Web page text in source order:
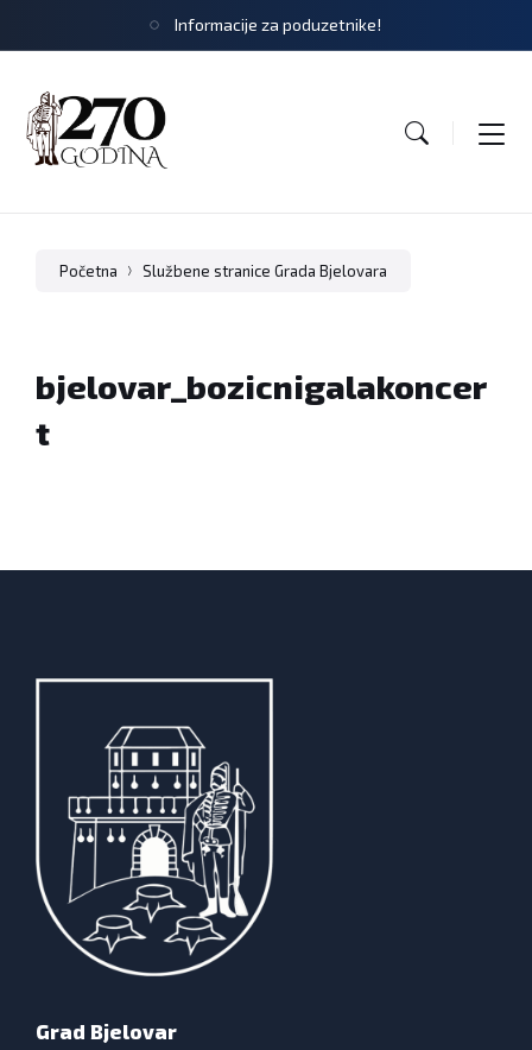
Informacije za poduzetnike!
Početna Službene stranice Grada Bjelovara
bjelovar_bozicnigalakoncer
t
Grad Bjelovar